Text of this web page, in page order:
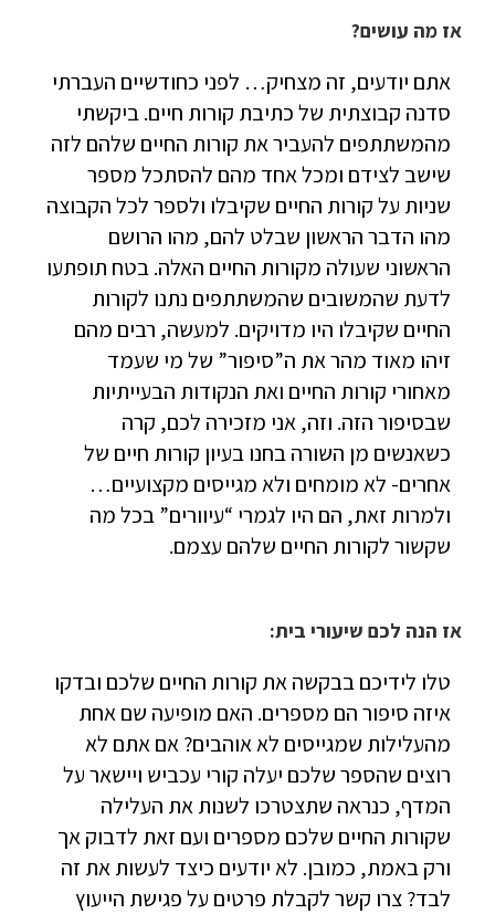
אז מה עושים?
אתם יודעים, זה מצחיק… לפני כחודשיים העברתי
סדנה קבוצתית של כתיבת קורות חיים. ביקשתי
מהמשתתפים להעביר את קורות החיים שלהם לזה
שישב לצידם ומכל אחד מהם להסתכל מספר
שניות על קורות החיים שקיבלו ולספר לכל הקבוצה
מהו הדבר הראשון שבלט להם, מהו הרושם
הראשוני שעולה מקורות החיים האלה. בטח תופתעו
לדעת שהמשובים שהמשתתפים נתנו לקורות
החיים שקיבלו היו מדויקים. למעשה, רבים מהם
זיהו מאוד מהר את ה”סיפור” של מי שעמד
מאחורי קורות החיים ואת הנקודות הבעייתיות
שבסיפור הזה. וזה, אני מזכירה לכם, קרה
כשאנשים מן השורה בחנו בעיון קורות חיים של
אחרים- לא מומחים ולא מגייסים מקצועיים…
ולמרות זאת, הם היו לגמרי “עיוורים” בכל מה
שקשור לקורות החיים שלהם עצמם.
אז הנה לכם שיעורי בית:
טלו לידיכם בבקשה את קורות החיים שלכם ובדקו
איזה סיפור הם מספרים. האם מופיעה שם אחת
מהעלילות שמגייסים לא אוהבים? אם אתם לא
רוצים שהספר שלכם יעלה קורי עכביש ויישאר על
המדף, כנראה שתצטרכו לשנות את העלילה
שקורות החיים שלכם מספרים ועם זאת לדבוק אך
ורק באמת, כמובן. לא יודעים כיצד לעשות את זה
לבד? צרו קשר לקבלת פרטים על פגישת הייעוץ